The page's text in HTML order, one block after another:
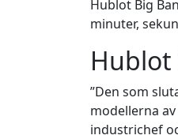
Hublot Big
minuter,
Hublot
”Den som
modellerna
industrichef